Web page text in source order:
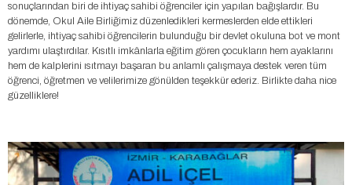
sonuçlarından biri de ihtiyaç sahibi öğrenciler için yapılan bağışlardır. Bu
dönemde, Okul Aile Birliğimiz düzenledikleri kermeslerden elde ettikleri
gelirlerle, ihtiyaç sahibi öğrencilerin bulunduğu bir devlet okuluna bot ve mont
yardımı ulaştırdılar. Kısıtlı imkânlarla eğitim gören çocukların hem ayaklarını
hem de kalplerini ısıtmayı başaran bu anlamlı çalışmaya destek veren tüm
öğrenci, öğretmen ve velilerimize gönülden teşekkür ederiz. Birlikte daha nice
güzelliklere!